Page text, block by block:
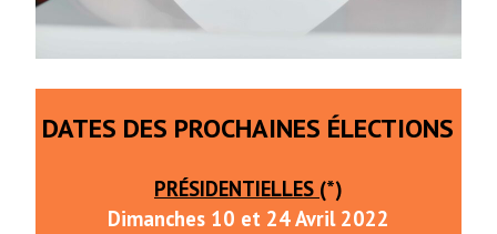
DATES DES PROCHAINES ÉLECTIONS
PRÉSIDENTIELLES (*)
Dimanches 10 et 24 Avril 2022